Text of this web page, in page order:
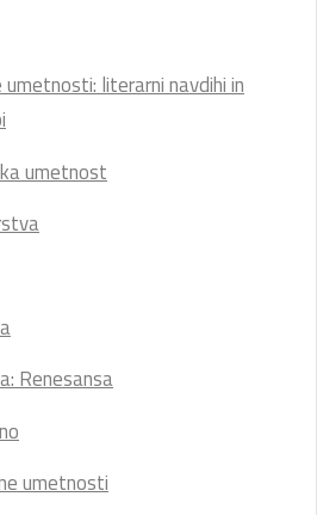
literarni navdihi in
umetnost
Renesansa
umetnosti